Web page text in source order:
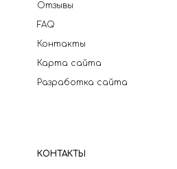
Отзывы
FAQ
Контакты
Карта сайта
Разработка сайта
КОНТАКТЫ